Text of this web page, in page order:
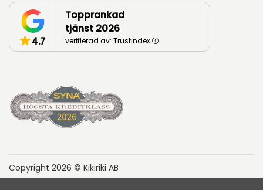
4.7
Topprankad
tjänst 2026
verifierad av: Trustindex
Copyright 2026 © Kikiriki AB